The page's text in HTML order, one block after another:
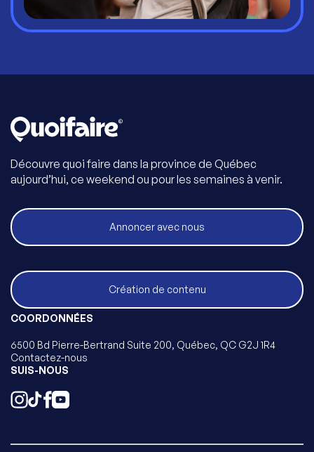
Découvre quoi faire dans la province de Québec
aujourd’hui, ce weekend ou pour les semaines à venir.
Annoncer avec nous
Création de contenu
COORDONNÉES
6500 Bd Pierre-Bertrand Suite 200, Québec, QC G2J 1R4
Contactez-nous
SUIS-NOUS